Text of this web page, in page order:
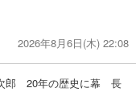
2026年8月6日(木) 22:08
郎 20年の歴史に幕 長